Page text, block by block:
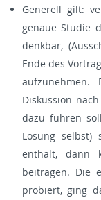
Generell gilt:
genaue Studie
denkbar,
Ende des
Diskussion
dazu führen
Lösung
enthält, dann
beitragen. Die
probiert, ging